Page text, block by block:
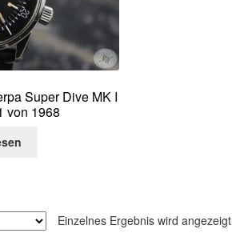
Super Dive MK I
von 1968
Einzelnes Ergebnis wird angezeigt